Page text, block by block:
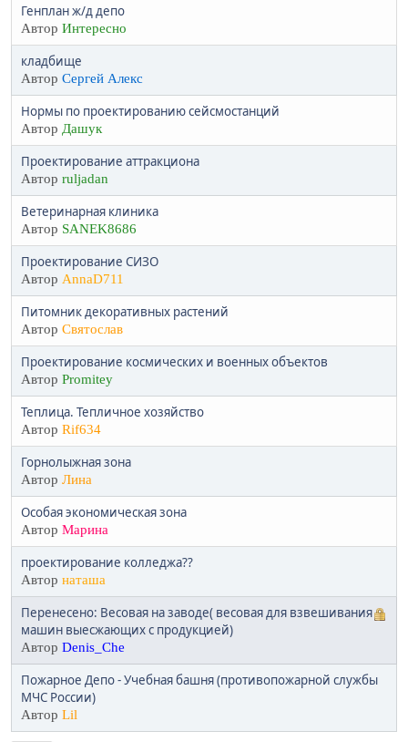
Генплан ж/д депо
Автор Интересно
кладбище
Автор Сергей Алекс
Нормы по проектированию сейсмостанций
Автор Дашук
Проектирование аттракциона
Автор ruljadan
Ветеринарная клиника
Автор SANEK8686
Проектирование СИЗО
Автор AnnaD711
Питомник декоративных растений
Автор Святослав
Проектирование космических и военных объектов
Автор Promitey
Теплица. Тепличное хозяйство
Автор Rif634
Горнолыжная зона
Автор Лина
Особая экономическая зона
Автор Марина
проектирование колледжа??
Автор наташа
Перенесено: Весовая на заводе( весовая для взвешивания
машин выесжающих с продукцией)
Автор Denis_Che
Пожарное Депо - Учебная башня (противопожарной службы
МЧС России)
Автор Lil